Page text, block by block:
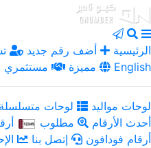
الرئيسية أضف رقم جديد
مميزة
مستثمري English
لوحات مواليد لوحات متسلسلة
أحدث الأرقام
مطلوب
أرقام فودافون
إتصل بنا